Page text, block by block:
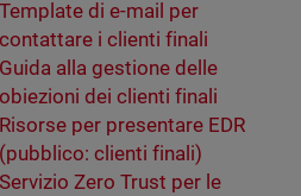
Template di e-mail per
contattare i clienti finali
Guida alla gestione delle
obiezioni dei clienti finali
Risorse per presentare EDR
(pubblico: clienti finali)
Servizio Zero Trust per le